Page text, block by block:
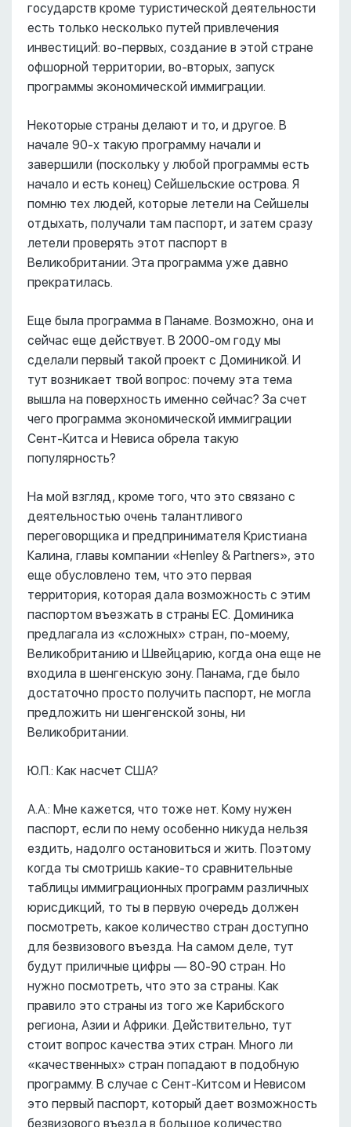
государств кроме туристической деятельности
есть только несколько путей привлечения
инвестиций: во-первых, создание в этой стране
офшорной территории, во-вторых, запуск
программы экономической иммиграции.
Некоторые страны делают и то, и другое. В
начале 90-х такую программу начали и
завершили (поскольку у любой программы есть
начало и есть конец) Сейшельские острова. Я
помню тех людей, которые летели на Сейшелы
отдыхать, получали там паспорт, и затем сразу
летели проверять этот паспорт в
Великобритании. Эта программа уже давно
прекратилась.
Еще была программа в Панаме. Возможно, она и
сейчас еще действует. В 2000-ом году мы
сделали первый такой проект с Доминикой. И
тут возникает твой вопрос: почему эта тема
вышла на поверхность именно сейчас? За счет
чего программа экономической иммиграции
Сент-Китса и Невиса обрела такую
популярность?
На мой взгляд, кроме того, что это связано с
деятельностью очень талантливого
переговорщика и предпринимателя Кристиана
Калина, главы компании «Henley & Partners», это
еще обусловлено тем, что это первая
территория, которая дала возможность с этим
паспортом въезжать в страны ЕС. Доминика
предлагала из «сложных» стран, по-моему,
Великобританию и Швейцарию, когда она еще не
входила в шенгенскую зону. Панама, где было
достаточно просто получить паспорт, не могла
предложить ни шенгенской зоны, ни
Великобритании.
Ю.П.: Как насчет США?
А.А.: Мне кажется, что тоже нет. Кому нужен
паспорт, если по нему особенно никуда нельзя
ездить, надолго остановиться и жить. Поэтому
когда ты смотришь какие-то сравнительные
таблицы иммиграционных программ различных
юрисдикций, то ты в первую очередь должен
посмотреть, какое количество стран доступно
для безвизового въезда. На самом деле, тут
будут приличные цифры –– 80-90 стран. Но
нужно посмотреть, что это за страны. Как
правило это страны из того же Карибского
региона, Азии и Африки. Действительно, тут
стоит вопрос качества этих стран. Много ли
«качественных» стран попадают в подобную
программу. В случае с Сент-Китсом и Невисом
это первый паспорт, который дает возможность
безвизового въезда в большое количество